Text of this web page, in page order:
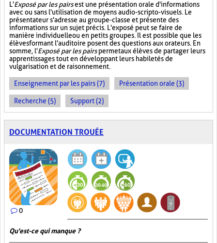
L'Exposé par les pairsest une présentation orale d'informations
avec ou sans l'utilisation de moyens audio-scripto-visuels. Le
présentateur s'adresse au groupe-classe et présente des
informations sur un sujet précis. L'exposé peut se faire de
manière individuelle ou en petits groupes. Il est possible que les
élèves formant l'auditoire posent des questions aux orateurs. En
somme, l'Exposé par les pairspermet aux élèves de partager leurs
apprentissages tout en développant leurs habiletés de
vulgarisation et de raisonnement.
Enseignement par les pairs (7) Présentation orale (3)
Recherche (5) Support (2)
DOCUMENTATION TROUÉE
0
Qu'est-ce qui manque ?